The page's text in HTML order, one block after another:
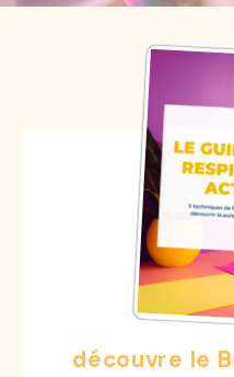
découvre le